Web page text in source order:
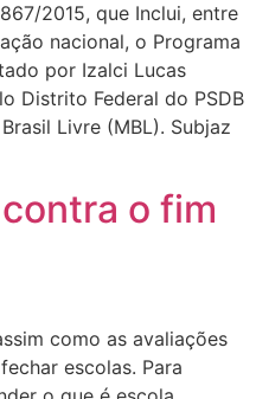
2015, que Inclui, entre
nacional, o Programa
por Izalci Lucas
Distrito Federal do PSDB
Livre (MBL). Subjaz
o fim
como as avaliações
escolas. Para